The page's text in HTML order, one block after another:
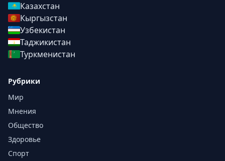
Казахстан
Кыргызстан
Узбекистан
Таджикистан
Туркменистан
Рубрики
Мир
Мнения
Общество
Здоровье
Спорт